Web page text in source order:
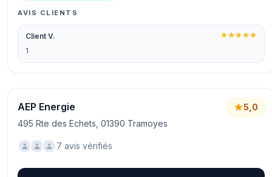
AVIS CLIENTS
Client V.
1
AEP Energie
495 Rte des Echets, 01390 Tramoyes
5,0
7 avis vérifiés